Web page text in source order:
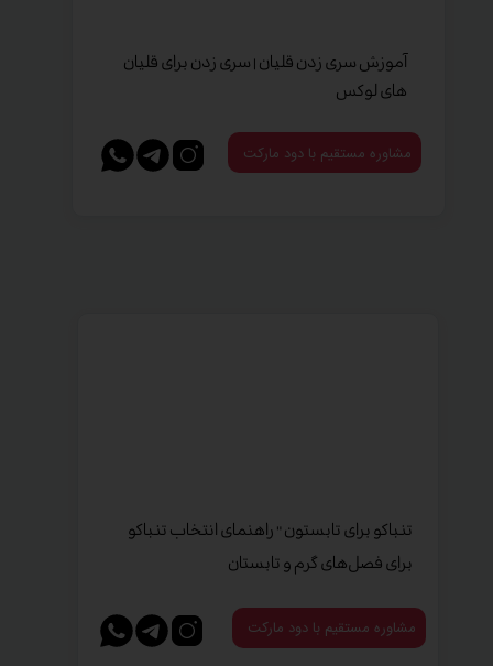
آموزش سری زدن قلیان | سری زدن برای قلیان
های لوکس
مشاوره مستقیم با دود مارکت
تنباکو برای تابستون " راهنمای انتخاب تنباکو
برای فصل‌های گرم و تابستان
مشاوره مستقیم با دود مارکت